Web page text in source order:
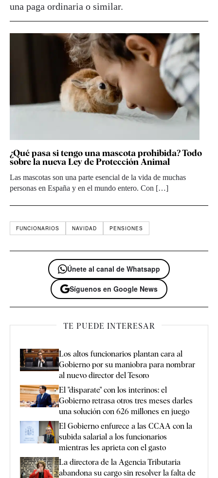
una paga ordinaria o similar.
¿Qué pasa si tengo una mascota prohibida? Todo
sobre la nueva Ley de Protección Animal
Las mascotas son una parte esencial de la vida de muchas
personas en España y en el mundo entero. Con […]
FUNCIONARIOS NAVIDAD PENSIONES
Únete al canal de Whatsapp
Síguenos en Google News
TE PUEDE INTERESAR
Los altos funcionarios plantan cara al
Gobierno por su maniobra para nombrar
al nuevo director del Tesoro
El "disparate" con los interinos: el
Gobierno retrasa otros tres meses darles
una solución con 626 millones en juego
El Gobierno enfurece a las CCAA con la
subida salarial a los funcionarios
mientras les aprieta con el gasto
La directora de la Agencia Tributaria
abandona su cargo sin resolver la falta de